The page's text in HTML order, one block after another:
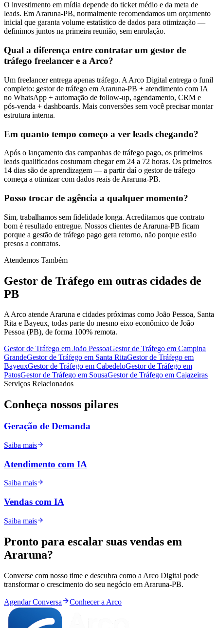
O investimento em mídia depende do ticket médio e da meta de
leads. Em Araruna-PB, normalmente recomendamos um orçamento
inicial que garanta volume estatístico de dados para otimização —
definimos juntos na primeira reunião, sem enrolação.
Qual a diferença entre contratar um gestor de
tráfego freelancer e a Arco?
Um freelancer entrega apenas tráfego. A Arco Digital entrega o funil
completo: gestor de tráfego em Araruna-PB + atendimento com IA
no WhatsApp + automação de follow-up, agendamento, CRM e
pós-venda + dashboards. Mais conversões sem você precisar montar
estrutura interna.
Em quanto tempo começo a ver leads chegando?
Após o lançamento das campanhas de tráfego pago, os primeiros
leads qualificados costumam chegar em 24 a 72 horas. Os primeiros
14 dias são de aprendizagem — a partir daí o gestor de tráfego
começa a otimizar com dados reais de Araruna-PB.
Posso trocar de agência a qualquer momento?
Sim, trabalhamos sem fidelidade longa. Acreditamos que contrato
bom é resultado entregue. Nossos clientes de Araruna-PB ficam
porque a gestão de tráfego pago gera retorno, não porque estão
presos a contratos.
Atendemos Também
Gestor de Tráfego em outras cidades de
PB
A Arco atende Araruna e cidades próximas como João Pessoa, Santa
Rita e Bayeux, todas parte do mesmo eixo econômico de João
Pessoa (PB), de forma 100% remota.
Gestor de Tráfego em João PessoaGestor de Tráfego em Campina
GrandeGestor de Tráfego em Santa RitaGestor de Tráfego em
BayeuxGestor de Tráfego em CabedeloGestor de Tráfego em
PatosGestor de Tráfego em SousaGestor de Tráfego em Cajazeiras
Serviços Relacionados
Conheça nossos pilares
Geração de Demanda
Saiba mais
Atendimento com IA
Saiba mais
Vendas com IA
Saiba mais
Pronto para escalar suas vendas em
Araruna?
Converse com nosso time e descubra como a Arco Digital pode
transformar o crescimento do seu negócio em Araruna-PB.
Agendar Conversa Conhecer a Arco